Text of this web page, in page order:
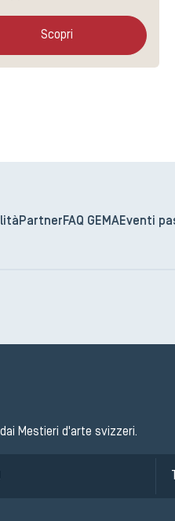
Scopri
Partner FAQ GEMAEventi
Mestieri d'arte svizzeri.